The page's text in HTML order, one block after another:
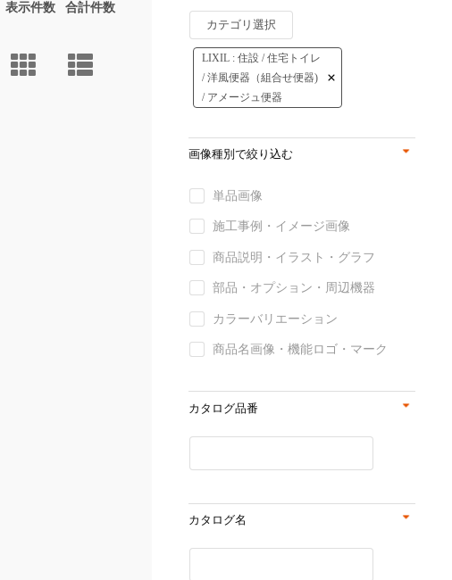
表示件数 合計件数
カテゴリ選択
LIXIL : 住設 / 住宅トイレ
/ 洋風便器（組合せ便器)
/ アメージュ便器
画像種別で絞り込む
単品画像
施工事例・イメージ画像
商品説明・イラスト・グラフ
部品・オプション・周辺機器
カラーバリエーション
商品名画像・機能ロゴ・マーク
カタログ品番
カタログ名